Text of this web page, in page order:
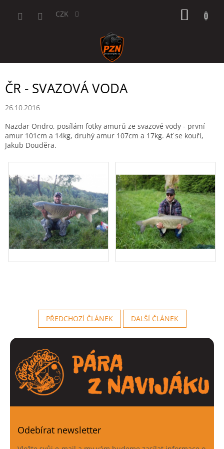
CZK
ČR - SVAZOVÁ VODA
26.10.2016
Nazdar Ondro, posílám fotky amurů ze svazové vody - první
amur 101cm a 14kg, druhý amur 107cm a 17kg. Ať se kouří,
Jakub Douděra.
PŘEDCHOZÍ ČLÁNEK DALŠÍ ČLÁNEK
Odebírat newsletter